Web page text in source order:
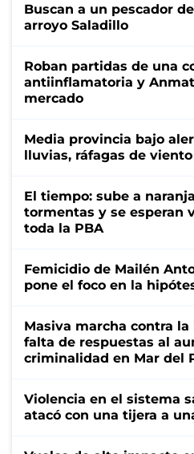
Buscan a un pescador
arroyo Saladillo
Roban partidas de una
antiinflamatoria y
mercado
Media provincia bajo
lluvias, ráfagas de
El tiempo: sube a
tormentas y se esperan
toda la PBA
Femicidio de Mailén
pone el foco en la
Masiva marcha contra
falta de respuestas al
criminalidad en Mar del
Violencia en el sistema
atacó con una tijera a